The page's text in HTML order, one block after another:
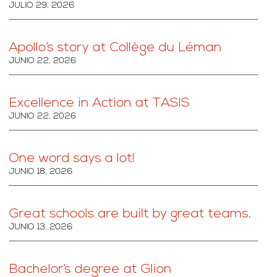
JULIO 29, 2026
Apollo’s story at Collège du Léman
JUNIO 22, 2026
Excellence in Action at TASIS
JUNIO 22, 2026
One word says a lot!
JUNIO 18, 2026
Great schools are built by great teams.
JUNIO 13, 2026
Bachelor’s degree at Glion